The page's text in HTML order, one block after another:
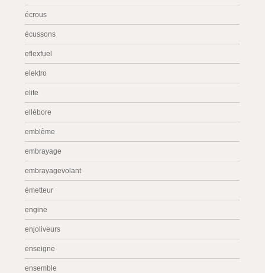
écrous
écussons
eflexfuel
elektro
elite
ellébore
emblème
embrayage
embrayagevolant
émetteur
engine
enjoliveurs
enseigne
ensemble